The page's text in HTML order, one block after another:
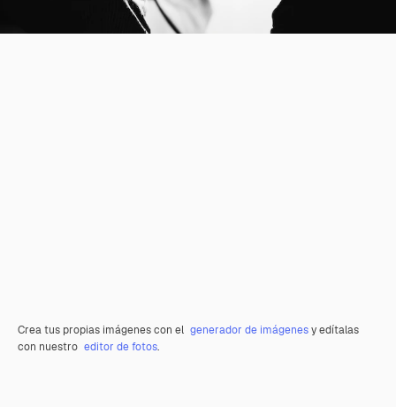
Crea tus propias imágenes con el generador de imágenesy edítalas
con nuestro editor de fotos.